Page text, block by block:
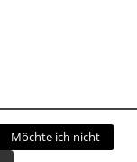
Möchte ich nicht